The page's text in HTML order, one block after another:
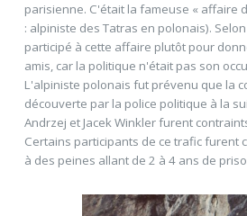
parisienne. C'était la fameuse « affaire
: alpiniste des Tatras en polonais).
participé à cette affaire plutôt pour
amis, car la politique n'était pas son
L'alpiniste polonais fut prévenu que la
découverte par la police politique à la
Andrzej et Jacek Winkler furent
Certains participants de ce trafic furent
à des peines allant de 2 à 4 ans de